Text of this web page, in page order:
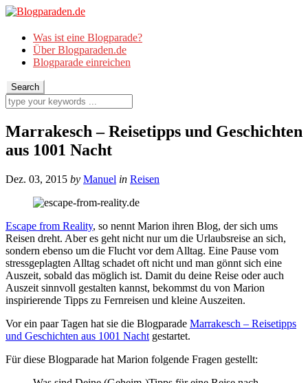
Was ist eine Blogparade?
Über Blogparaden.de
Blogparade einreichen
Marrakesch – Reisetipps und Geschichten
aus 1001 Nacht
Dez. 03, 2015 by Manuel in Reisen
Escape from Reality, so nennt Marion ihren Blog, der sich ums
Reisen dreht. Aber es geht nicht nur um die Urlaubsreise an sich,
sondern ebenso um die Flucht vor dem Alltag. Eine Pause vom
stressgeplagten Alltag schadet oft nicht und man gönnt sich eine
Auszeit, sobald das möglich ist. Damit du deine Reise oder auch
Auszeit sinnvoll gestalten kannst, bekommst du von Marion
inspirierende Tipps zu Fernreisen und kleine Auszeiten.
Vor ein paar Tagen hat sie die Blogparade Marrakesch – Reisetipps
und Geschichten aus 1001 Nacht gestartet.
Für diese Blogparade hat Marion folgende Fragen gestellt: